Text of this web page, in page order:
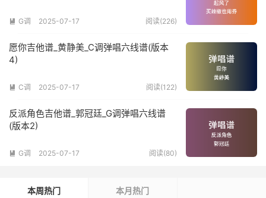
 G调 2025-07-17 阅读(226)
愿你吉他谱_黄静美_C调弹唱六线谱(版本
4)
 C调 2025-07-17 阅读(122)
反派角色吉他谱_郭冠廷_G调弹唱六线谱
(版本2)
 G调 2025-07-17 阅读(80)
本周热门 本月热门